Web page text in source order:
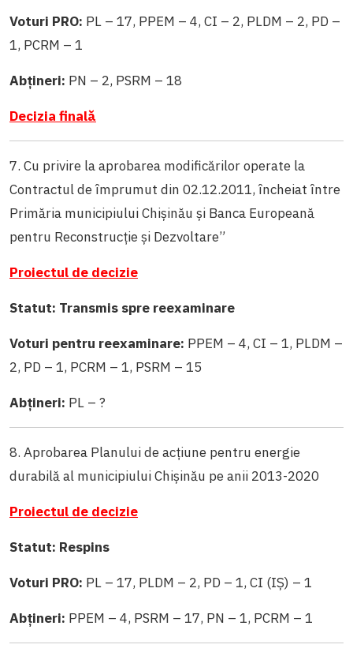
Voturi PRO: PL – 17, PPEM – 4, CI – 2, PLDM – 2, PD –
1, PCRM – 1
Abțineri: PN – 2, PSRM – 18
Decizia finală
7. Cu privire la aprobarea modificărilor operate la
Contractul de împrumut din 02.12.2011, încheiat între
Primăria municipiului Chișinău și Banca Europeană
pentru Reconstrucție și Dezvoltare”
Proiectul de decizie
Statut: Transmis spre reexaminare
Voturi pentru reexaminare: PPEM – 4, CI – 1, PLDM –
2, PD – 1, PCRM – 1, PSRM – 15
Abțineri: PL – ?
8. Aprobarea Planului de acţiune pentru energie
durabilă al municipiului Chişinău pe anii 2013-2020
Proiectul de decizie
Statut: Respins
Voturi PRO: PL – 17, PLDM – 2, PD – 1, CI (IȘ) – 1
Abțineri: PPEM – 4, PSRM – 17, PN – 1, PCRM – 1